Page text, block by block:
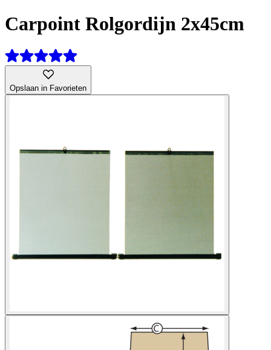
Carpoint Rolgordijn 2x45cm
Opslaan in Favorieten